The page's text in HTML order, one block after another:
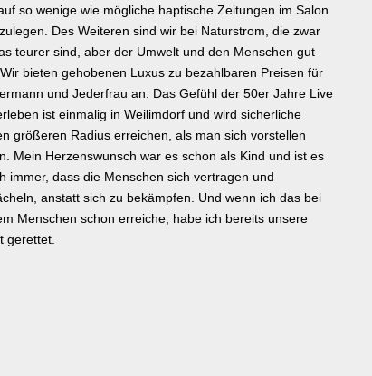
so wenige wie mögliche haptische Zeitungen im Salon
Des Weiteren sind wir bei Naturstrom, die zwar
teurer sind, aber der Umwelt und den Menschen gut
bieten gehobenen Luxus zu bezahlbaren Preisen für
und Jederfrau an. Das Gefühl der 50er Jahre Live
ist einmalig in Weilimdorf und wird sicherliche
größeren Radius erreichen, als man sich vorstellen
Mein Herzenswunsch war es schon als Kind und ist es
immer, dass die Menschen sich vertragen und
anstatt sich zu bekämpfen. Und wenn ich das bei
Menschen schon erreiche, habe ich bereits unsere
gerettet.